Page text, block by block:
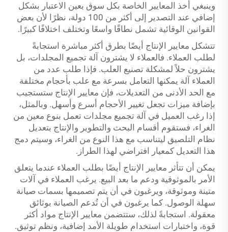
وينبغي أخذ المعايير الخاصة بكل سوق بعين الاعتبار بشكل
إضافي عند التصدير إلى أكثر من 100 دولة، نظرًا لأن بعض
القوانين الوقائية تشمل نطاقًا واسعًا وتختلف اختلافًا كبيرًا.
تتشكل معايير الإنتاج أيضًا بطرق أكثر مباشرة استجابةً
لطلب العملاء. فالعملاء لا يشترون آلة تجميع المجلدات، بل
يشترون حلاً لمشكلة تصنيع العلب. فإذا طلب عدد من
العملاء آلة يمكنها التعامل بسرعة مع علب بأحجام مختلفة
مع الحد الأدنى من التعديلات، فإن معايير الإنتاج ستستجيب
بإضافة ميزات تجعل تغيير الأحجام أسرع وأسهل. وبالمثل،
إذا رغب العميل في آلة تجميع مجلدات تعمل بنوع معين من
الغراء، فستقوم أقسام البحث والتطوير والإنتاج بتعديل
نظام التلصيق ليتناسب مع هذا النوع من الغراء، وسيتم دمج
هذا التعديل كمعيار افتراضي لهذا الطراز.
يمكن أن تتأثر معايير الإنتاج أيضًا بطلب العملاء عندما يتعلق
الأمر بالموثوقية ودعم ما بعد البيع. يرغب العملاء في آلات
متينة وموثوقة، ويرغبون في أن يتم تصميمها بسمات صيانة
سهلة الوصول. كما يرغبون في أن تُدعم الصيانة بوثائق
معقولة. استجابةً لذلك، ستتضمن معايير الإنتاج مواد أكثر
قوة، واختبارات استخدام طويلة الأمد إضافية، ونظم توثيق.